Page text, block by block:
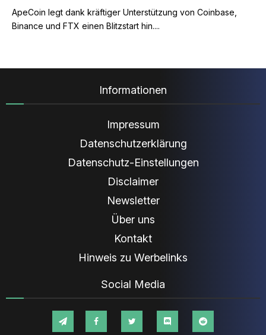
ApeCoin legt dank kräftiger Unterstützung von Coinbase,
Binance und FTX einen Blitzstart hin....
Informationen
Impressum
Datenschutzerklärung
Datenschutz-Einstellungen
Disclaimer
Newsletter
Über uns
Kontakt
Hinweis zu Werbelinks
Social Media